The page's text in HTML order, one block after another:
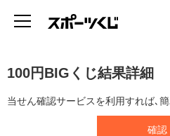
100円BIGくじ結果詳細
当せん確認サービスを利用すれば､
確認